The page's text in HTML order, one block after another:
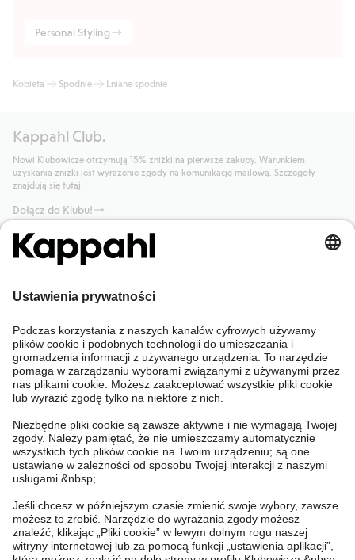
Personal Styling
Kobieta Spodnie Lniane spodnie
Kappahl Club.
Nowi Klubowicze otrzymują 15% zniżki na pierwsze zakupy. Warunkiem
uzyskania zniżki jest wyrażenie zgody na komunikację mailową. Szczegóły
znajdują się tutaj.
Dołącz do Klubu!
Potrzebujesz pomocy?
Sklep internetowy
Częste pytania
Twoje zamówienie
Skontaktuj się z nami
Znajdź sklep
Kappahl Club
Mój profil
Kappahl Club
Warunki członkostwa
O nas
O Kappahl Group
Zrównoważony rozwój
Praca u nas
Warunki i zasady
Ogólne warunki zakupu
Więcej od nas